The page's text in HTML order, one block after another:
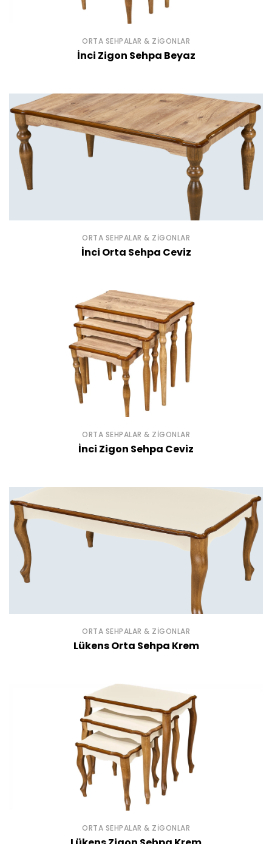
ORTA SEHPALAR & ZIGONLAR
İnci Zigon Sehpa Beyaz
ORTA SEHPALAR & ZIGONLAR
İnci Orta Sehpa Ceviz
ORTA SEHPALAR & ZIGONLAR
İnci Zigon Sehpa Ceviz
ORTA SEHPALAR & ZIGONLAR
Lükens Orta Sehpa Krem
ORTA SEHPALAR & ZIGONLAR